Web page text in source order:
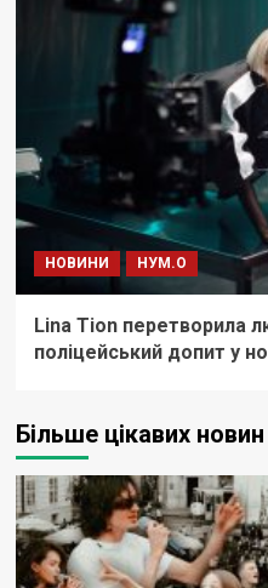
НОВИНИ НУМ.О
Lina Tion перетворила
поліцейський допит у
Більше цікавих новин